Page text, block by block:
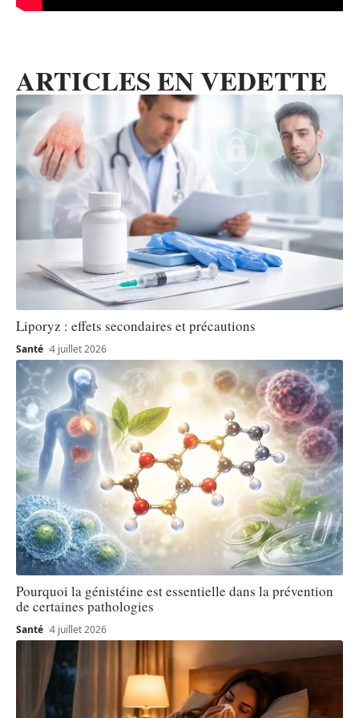
ARTICLES EN VEDETTE
Liporyz : effets secondaires et précautions
Santé 4 juillet 2026
Pourquoi la génistéine est essentielle dans la prévention
de certaines pathologies
Santé 4 juillet 2026